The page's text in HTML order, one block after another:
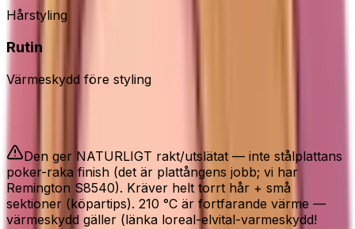
Hårstyling
Rutin
Värmeskydd före styling
Den ger NATURLIGT rakt/utslätat — inte stålplattans
poker-raka finish (det är plattångens jobb; vi har
Remington S8540). Kräver helt torrt hår + små
sektioner (köpartips). 210 °C är fortfarande värme —
värmeskydd gäller (länka loreal-elvital-varmeskydd!